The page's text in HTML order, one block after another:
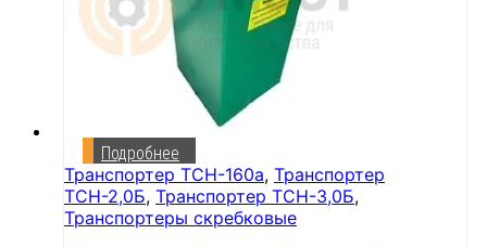
Подробнее
Транспортер ТСН-160а, Транспортер
ТСН-2,0Б, Транспортер ТСН-3,0Б,
Транспортеры скребковые